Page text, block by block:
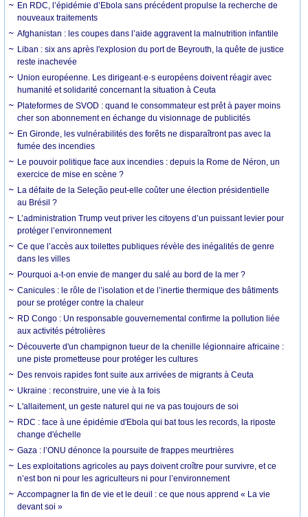
En RDC, l’épidémie d’Ebola sans précédent propulse la recherche de
nouveaux traitements
Afghanistan : les coupes dans l’aide aggravent la malnutrition infantile
Liban : six ans après l'explosion du port de Beyrouth, la quête de justice
reste inachevée
Union européenne. Les dirigeant·e·s européens doivent réagir avec
humanité et solidarité concernant la situation à Ceuta
Plateformes de SVOD : quand le consommateur est prêt à payer moins
cher son abonnement en échange du visionnage de publicités
En Gironde, les vulnérabilités des forêts ne disparaîtront pas avec la
fumée des incendies
Le pouvoir politique face aux incendies : depuis la Rome de Néron, un
exercice de mise en scène ?
La défaite de la Seleção peut-elle coûter une élection présidentielle
au Brésil ?
L’administration Trump veut priver les citoyens d’un puissant levier pour
protéger l’environnement
Ce que l’accès aux toilettes publiques révèle des inégalités de genre
dans les villes
Pourquoi a-t-on envie de manger du salé au bord de la mer ?
Canicules : le rôle de l’isolation et de l’inertie thermique des bâtiments
pour se protéger contre la chaleur
RD Congo : Un responsable gouvernemental confirme la pollution liée
aux activités pétrolières
Découverte d'un champignon tueur de la chenille légionnaire africaine :
une piste prometteuse pour protéger les cultures
Des renvois rapides font suite aux arrivées de migrants à Ceuta
Ukraine : reconstruire, une vie à la fois
L'allaitement, un geste naturel qui ne va pas toujours de soi
RDC : face à une épidémie d'Ebola qui bat tous les records, la riposte
change d'échelle
Gaza : l’ONU dénonce la poursuite de frappes meurtrières
Les exploitations agricoles au pays doivent croître pour survivre, et ce
n’est bon ni pour les agriculteurs ni pour l’environnement
Accompagner la fin de vie et le deuil : ce que nous apprend « La vie
devant soi »